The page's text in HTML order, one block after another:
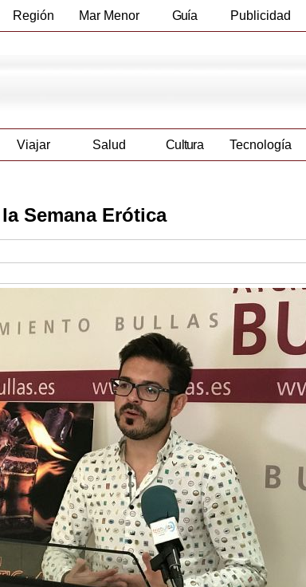
Región Mar Menor Guía Publicidad
Viajar Salud Cultura Tecnología
Semana Erótica